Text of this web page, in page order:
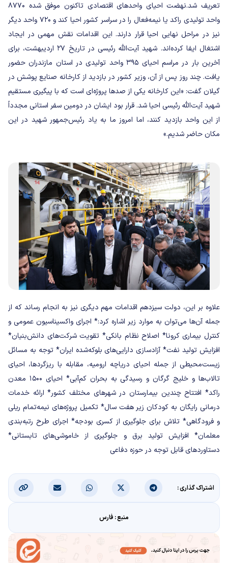
تعریف شد.
نهضت احیای واحدهای اقتصادی تاکنون موفق شده ۸۷۷۰
واحد تولیدی راکد یا نیمه‌فعال را در سراسر کشور احیا کند و ۷۲۰ واحد دیگر
نیز در مراحل نهایی احیا قرار دارند. این اقدامات نقش مهمی در ایجاد
اشتغال ایفا کرده‌اند.
شهید آیت‌الله رئیسی در تاریخ ۲۷ اردیبهشت، برای
آخرین بار در مراسم احیای ۳۹۵ واحد تولیدی در استان مازندران حضور
یافت. چند روز پس از آن، وزیر کشور در بازدید از کارخانه صنایع پوشش در
گیلان گفت: «این کارخانه یکی از صدها پروژه‌ای است که با پیگیری مستقیم
شهید آیت‌الله رئیسی احیا شد. قرار بود ایشان در دومین سفر استانی مجدداً
از این واحد بازدید کنند، اما امروز ما به یاد رئیس‌جمهور شهید در این
مکان حاضر شدیم.»
علاوه بر این، دولت سیزدهم اقدامات مهم دیگری نیز به انجام رساند که از
جمله آن‌ها می‌توان به موارد زیر اشاره کرد:* اجرای واکسیناسیون عمومی و
کنترل بیماری کرونا* اصلاح نظام بانکی* تقویت شرکت‌های دانش‌بنیان*
افزایش تولید نفت* آزادسازی دارایی‌های بلوکه‌شده ایران* توجه به مسائل
زیست‌محیطی از جمله احیای دریاچه ارومیه، مقابله با ریزگرد‌ها، احیای
تالاب‌ها و خلیج گرگان و رسیدگی به بحران کم‌آبی
* احیای ۱۵۰۰ معدن
راکد* افتتاح چندین بیمارستان در شهر‌های مختلف کشور* ارائه خدمات
درمانی رایگان به کودکان زیر هفت سال* تکمیل پروژه‌های نیمه‌تمام ریلی
و فرودگاهی* تلاش برای جلوگیری از کسری بودجه* اجرای طرح رتبه‌بندی
معلمان* افزایش تولید برق و جلوگیری از خاموشی‌های تابستانی*
دستاورد‌های قابل توجه در حوزه دفاعی
اشتراک گذاری :
منبع : فارس